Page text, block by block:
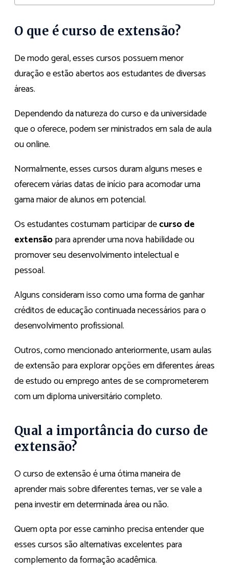
O que é curso de extensão?
De modo geral, esses cursos possuem menor
duração e estão abertos aos estudantes de diversas
áreas.
Dependendo da natureza do curso e da universidade
que o oferece, podem ser ministrados em sala de aula
ou online.
Normalmente, esses cursos duram alguns meses e
oferecem várias datas de início para acomodar uma
gama maior de alunos em potencial.
Os estudantes costumam participar decurso de
extensãopara aprender uma nova habilidade ou
promover seu desenvolvimento intelectual e
pessoal.
Alguns consideram isso como uma forma de ganhar
créditos de educação continuada necessários para o
desenvolvimento profissional.
Outros, como mencionado anteriormente, usam aulas
de extensão para explorar opções em diferentes áreas
de estudo ou emprego antes de se comprometerem
com um diploma universitário completo.
Qual a importância do curso de
extensão?
O curso de extensão é uma ótima maneira de
aprender mais sobre diferentes temas, ver se vale a
pena investir em determinada área ou não.
Quem opta por esse caminho precisa entender que
esses cursos são alternativas excelentes para
complemento da formação acadêmica.